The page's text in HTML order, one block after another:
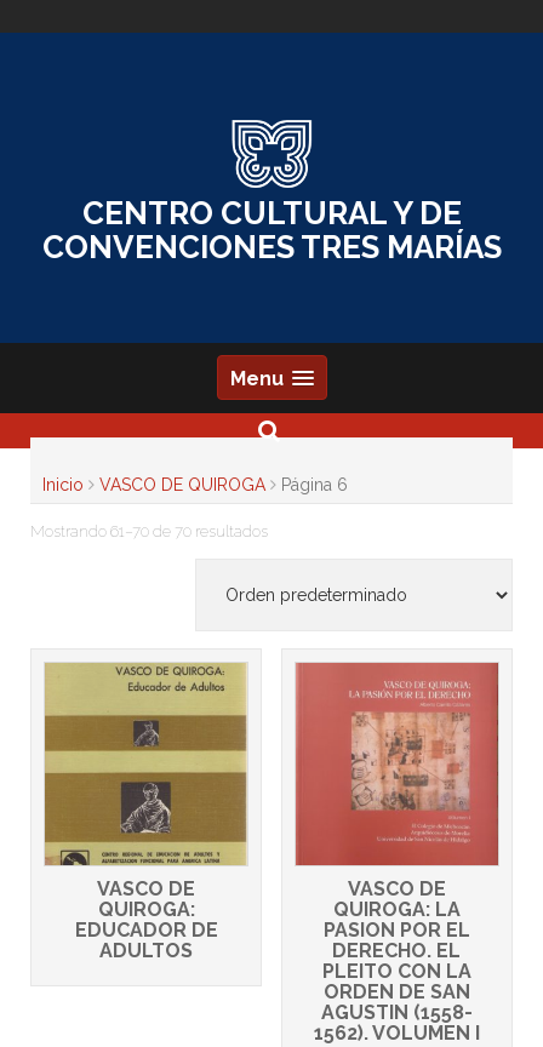
to
CENTRO CULTURAL Y DE
CONVENCIONES TRES MARÍAS
Menu
Inicio VASCO DE QUIROGA Página 6
Mostrando 61–70 de 70 resultados
VASCO DE
QUIROGA:
EDUCADOR DE
ADULTOS
VASCO DE
QUIROGA: LA
PASION POR EL
DERECHO. EL
PLEITO CON LA
ORDEN DE SAN
AGUSTIN (1558-
1562). VOLUMEN I